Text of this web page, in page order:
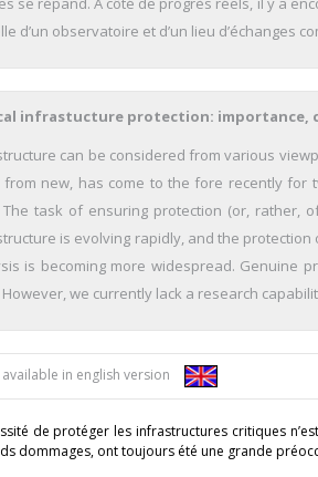
d’un observatoire et d’un lieu d’échanges
infrastucture protection: importance,
can be considered from various
new, has come to the fore recently for
The task of ensuring protection (or, rather,
is evolving rapidly, and the
is becoming more widespread. Genuine
However, we currently lack a research
in english version
de protéger les infrastructures critiques
dommages, ont toujours été une grande